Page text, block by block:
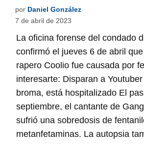
por Daniel González
7 de abril de 2023
La oficina forense del condado
confirmó el jueves 6 de abril
rapero Coolio fue causada por
interesarte: Disparan a
broma, está hospitalizado El
septiembre, el cantante de
sufrió una sobredosis de
metanfetaminas. La autopsia